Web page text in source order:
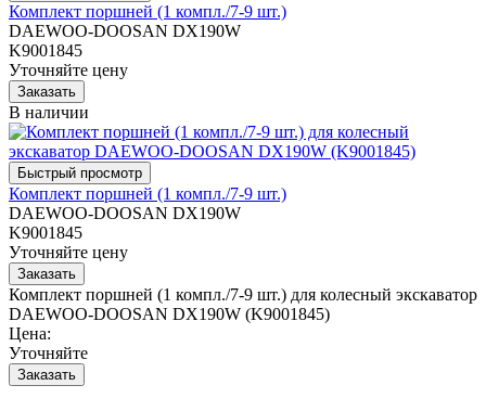
Комплект поршней (1 компл./7-9 шт.)
DAEWOO-DOOSAN DX190W
K9001845
Уточняйте цену
В наличии
Комплект поршней (1 компл./7-9 шт.)
DAEWOO-DOOSAN DX190W
K9001845
Уточняйте цену
Комплект поршней (1 компл./7-9 шт.) для колесный экскаватор
DAEWOO-DOOSAN DX190W (K9001845)
Цена:
Уточняйте